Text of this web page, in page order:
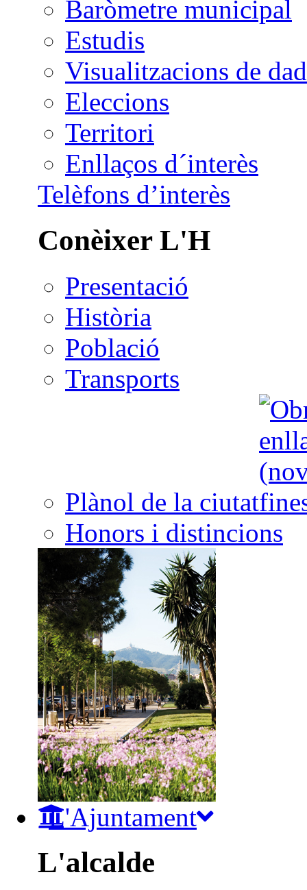
Baròmetre municipal
Estudis
Visualitzacions de
Eleccions
Territori
Enllaços d´interès
Telèfons d’interès
Conèixer L'H
Presentació
Història
Població
Transports
Plànol de la ciutat
Honors i distincions
L'Ajuntament
L'alcalde